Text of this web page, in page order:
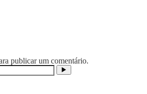
publicar um comentário.